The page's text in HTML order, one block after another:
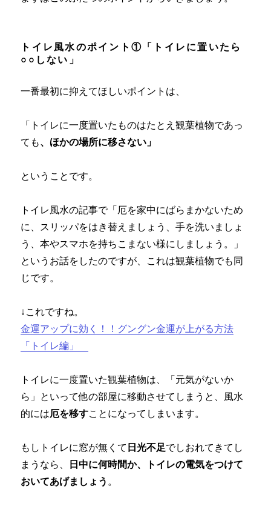
トイレ風水のポイント①「トイレに置いたら
○○しない」
一番最初に抑えてほしいポイントは、
「トイレに一度置いたものはたとえ観葉植物であっ
ても、ほかの場所に移さない」
ということです。
トイレ風水の記事で「厄を家中にばらまかないため
に、スリッパをはき替えましょう、手を洗いましょ
う、本やスマホを持ちこまない様にしましょう。」
というお話をしたのですが、これは観葉植物でも同
じです。
↓これですね。
金運アップに効く！！グングン金運が上がる方法
「トイレ編」
トイレに一度置いた観葉植物は、「元気がないか
ら」といって他の部屋に移動させてしまうと、風水
的には厄を移すことになってしまいます。
もしトイレに窓が無くて 日光不足でしおれてきてし
まうなら、
日中に何時間か、トイレの電気をつけて
おいてあげましょう 。